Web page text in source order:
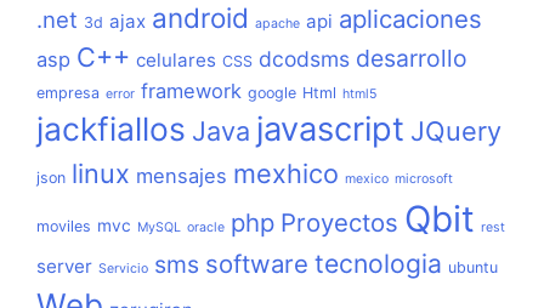
.net 3d ajax android apache api aplicaciones
asp C++ celulares CSS dcodsms desarrollo
empresa error framework google Html html5
jackfiallos Java javascript JQuery
json linux mensajes mexhico mexico microsoft
moviles mvc MySQL oracle php Proyectos Qbit rest
server Servicio sms software tecnologia ubuntu